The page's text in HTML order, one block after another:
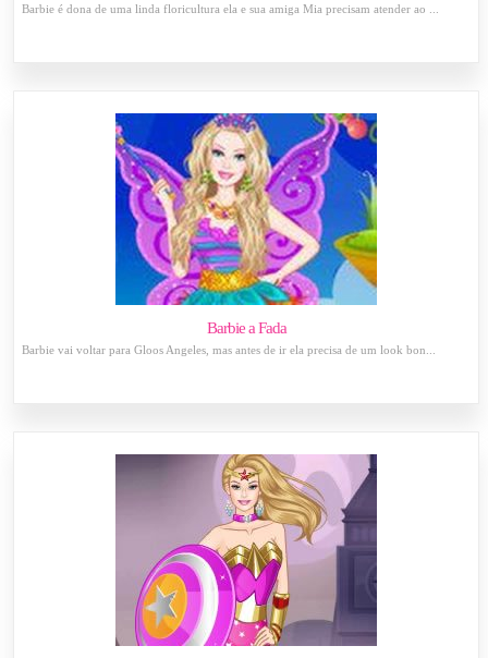
Barbie é dona de uma linda floricultura ela e sua amiga Mia precisam atender ao ...
Barbie a Fada
Barbie vai voltar para Gloos Angeles, mas antes de ir ela precisa de um look bon...